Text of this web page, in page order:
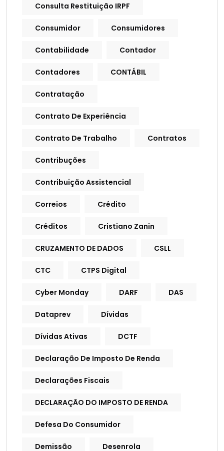
Consulta Restituição IRPF
Consumidor Consumidores
Contabilidade Contador
Contadores CONTÁBIL
Contratação
Contrato De Experiência
Contrato De Trabalho Contratos
Contribuções
Contribuição Assistencial
Correios Crédito
Créditos Cristiano Zanin
CRUZAMENTO DE DADOS CSLL
CTC CTPS Digital
Cyber Monday DARF DAS
Dataprev Dívidas
Dívidas Ativas DCTF
Declaração De Imposto De Renda
Declarações Fiscais
DECLARAÇÃO DO IMPOSTO DE RENDA
Defesa Do Consumidor
Demissão Desenrola